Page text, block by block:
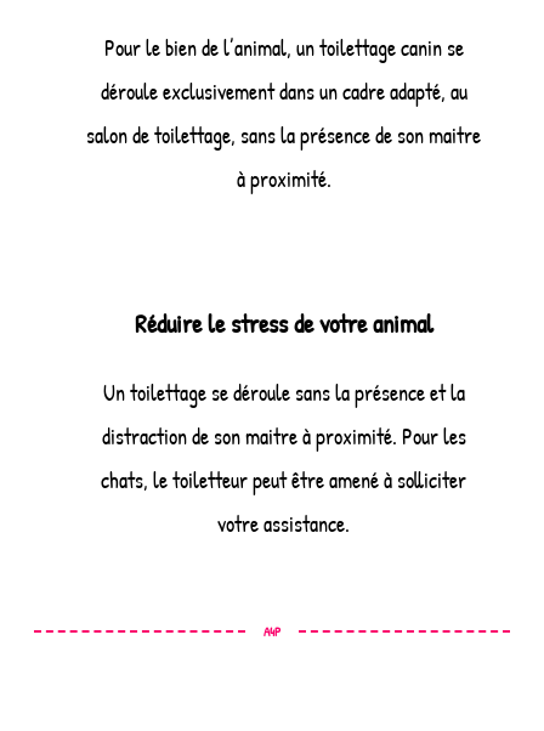
Pour le bien de l’animal, un toilettage canin se
déroule exclusivement dans un cadre adapté, au
salon de toilettage, sans la présence de son maitre
à proximité.
Réduire le stress de votre animal
Un toilettage se déroule sans la présence et la
distraction de son maitre à proximité. Pour les
chats, le toiletteur peut être amené à solliciter
votre assistance.
A4P